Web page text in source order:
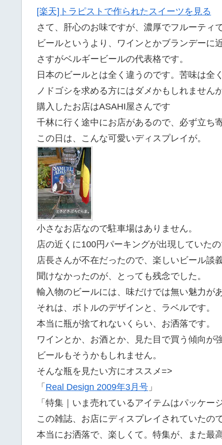
[楽天]トラピストで作られたスイーツを見る
さて、肝心のお味ですが、濃厚でフルーティ
ビールというより、ワインとかブランデーに
さすがベルギービールの代表格です。
日本のビールとは全く違うのです。苦味は全
ノドゴシを求める方にはダメかもしれません
購入したお店はASAHI屋さんです
千林に行く途中にお店があるので、必ず立ち
この日は、こんな可愛いディスプレイが。
小さなお店なので駐車場はありません。
店の近くに100円パーキングが出現していた
店長さんが不在だったので、楽しいビール談
聞けなかったのが、とっても残念でした。
輸入物のビールには、味だけでは無い魅力が
それは、ボトルのデザインと、ラベルです。
本当に瓶が捨てれないくらい、お洒落です。
ワインとか、お酒とか、見た目で買う傾向が
ビールもそうかもしれません。
そんな瓶を見たい方にオススメ=>
「 Real Design 2009年3月号 」
「特集｜いま売れているアイテムはパッケー
この雑誌、お店にディスプレイされていたの
本当にお洒落で、楽しくて。特集が、また最